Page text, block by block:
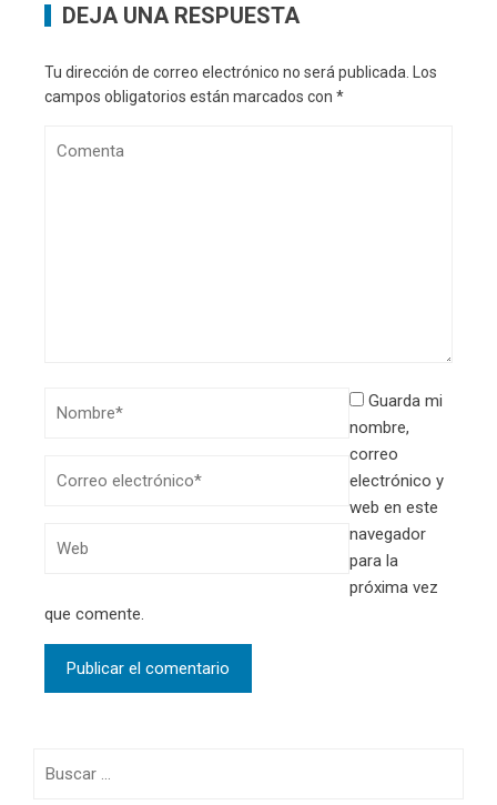
DEJA UNA RESPUESTA
Tu dirección de correo electrónico no será publicada. Los
campos obligatorios están marcados con *
Guarda mi
nombre,
correo
electrónico y
web en este
navegador
para la
próxima vez
que comente.